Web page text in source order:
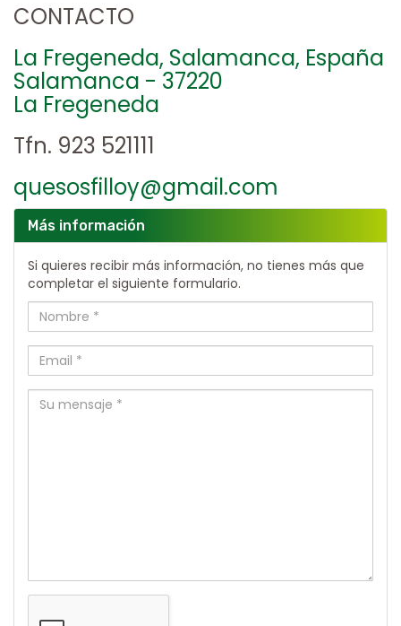
CONTACTO
La Fregeneda, Salamanca, España
Salamanca - 37220
La Fregeneda
Tfn. 923 521111
quesosfilloy@gmail.com
Más información
Si quieres recibir más información, no tienes más que
completar el siguiente formulario.